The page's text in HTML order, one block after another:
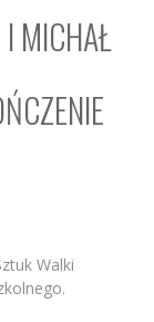
MICHAŁ
Walki